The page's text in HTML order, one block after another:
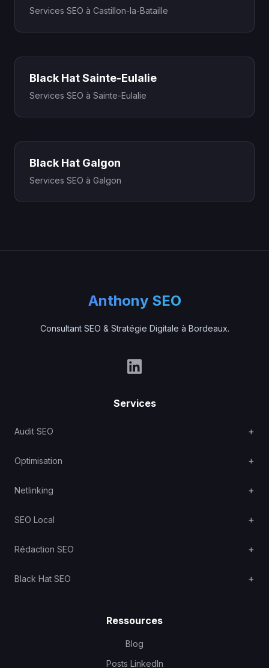
Services SEO à Castillon-la-Bataille
Black Hat Sainte-Eulalie
Services SEO à Sainte-Eulalie
Black Hat Galgon
Services SEO à Galgon
Anthony SEO
Consultant SEO & Stratégie Digitale à Bordeaux.
Services
Audit SEO
Optimisation
Netlinking
SEO Local
Rédaction SEO
Black Hat SEO
Ressources
Blog
Posts LinkedIn